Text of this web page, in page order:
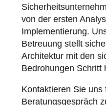
von der ersten
Implementierung.
Betreuung stellt
Architektur mit den
Bedrohungen Schritt
Kontaktieren Sie
Beratungsgespräch